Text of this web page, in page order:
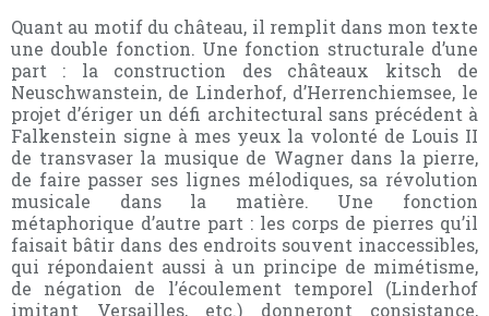
Quant au motif du château, il remplit dans mon texte
une double fonction. Une fonction structurale d’une
part : la construction des châteaux kitsch de
Neuschwanstein, de Linderhof, d’Herrenchiemsee, le
projet d’ériger un défi architectural sans précédent à
Falkenstein signe à mes yeux la volonté de Louis II
de transvaser la musique de Wagner dans la pierre,
de faire passer ses lignes mélodiques, sa révolution
musicale dans la matière. Une fonction
métaphorique d’autre part : les corps de pierres qu’il
faisait bâtir dans des endroits souvent inaccessibles,
qui répondaient aussi à un principe de mimétisme,
de négation de l’écoulement temporel (Linderhof
imitant Versailles, etc.) donneront consistance,